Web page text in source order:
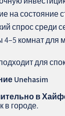
на состояние
спрос среди
комнат для
для
Unehasim
в
в городе.